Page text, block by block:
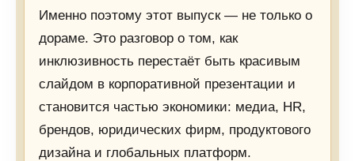
Именно поэтому этот выпуск — не только о
дораме. Это разговор о том, как
инклюзивность перестаёт быть красивым
слайдом в корпоративной презентации и
становится частью экономики: медиа, HR,
брендов, юридических фирм, продуктового
дизайна и глобальных платформ.